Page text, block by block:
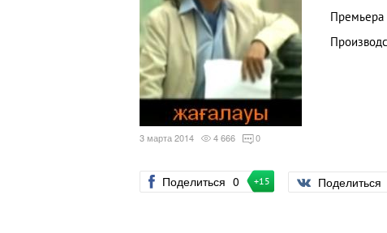
3 марта 2014 4 666 0
Премьера
Поделиться 0 +15 Поделиться